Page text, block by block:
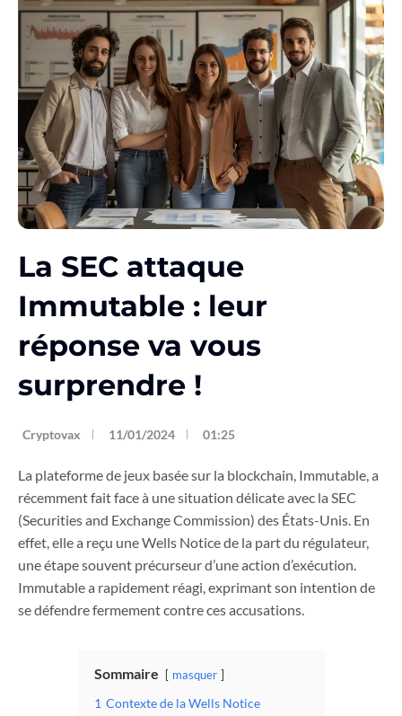
La SEC attaque
Immutable : leur
réponse va vous
surprendre !
Cryptovax 11/01/2024 01:25
La plateforme de jeux basée sur la blockchain, Immutable, a
récemment fait face à une situation délicate avec la SEC
(Securities and Exchange Commission) des États-Unis. En
effet, elle a reçu une Wells Notice de la part du régulateur,
une étape souvent précurseur d’une action d’exécution.
Immutable a rapidement réagi, exprimant son intention de
se défendre fermement contre ces accusations.
Sommaire masquer
1 Contexte de la Wells Notice